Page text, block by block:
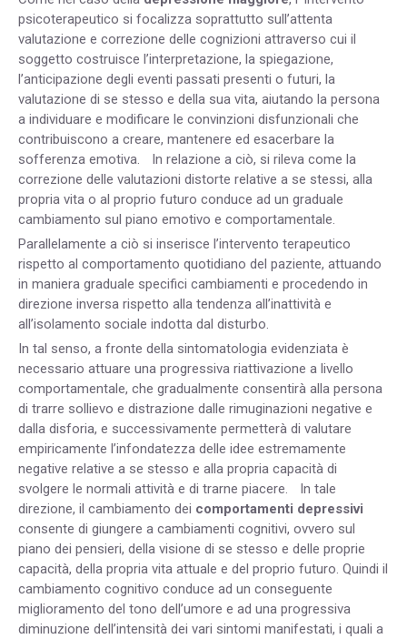
psicoterapeutico si focalizza soprattutto sull’attenta
valutazione e correzione delle cognizioni attraverso cui il
soggetto costruisce l’interpretazione, la spiegazione,
l’anticipazione degli eventi passati presenti o futuri, la
valutazione di se stesso e della sua vita, aiutando la persona
a individuare e modificare le convinzioni disfunzionali che
contribuiscono a creare, mantenere ed esacerbare la
sofferenza emotiva. In relazione a ciò, si rileva come la
correzione delle valutazioni distorte relative a se stessi, alla
propria vita o al proprio futuro conduce ad un graduale
cambiamento sul piano emotivo e comportamentale.
Parallelamente a ciò si inserisce l’intervento terapeutico
rispetto al comportamento quotidiano del paziente, attuando
in maniera graduale specifici cambiamenti e procedendo in
direzione inversa rispetto alla tendenza all’inattività e
all’isolamento sociale indotta dal disturbo.
In tal senso, a fronte della sintomatologia evidenziata è
necessario attuare una progressiva riattivazione a livello
comportamentale, che gradualmente consentirà alla persona
di trarre sollievo e distrazione dalle rimuginazioni negative e
dalla disforia, e successivamente permetterà di valutare
empiricamente l’infondatezza delle idee estremamente
negative relative a se stesso e alla propria capacità di
svolgere le normali attività e di trarne piacere. In tale
direzione, il cambiamento dei comportamenti depressivi
consente di giungere a cambiamenti cognitivi, ovvero sul
piano dei pensieri, della visione di se stesso e delle proprie
capacità, della propria vita attuale e del proprio futuro. Quindi il
cambiamento cognitivo conduce ad un conseguente
miglioramento del tono dell’umore e ad una progressiva
diminuzione dell’intensità dei vari sintomi manifestati, i quali a